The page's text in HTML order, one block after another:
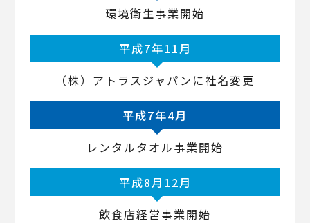
環境衛生事業開始
平成7年11月
（株）アトラスジャパンに社名変更
平成7年4月
レンタルタオル事業開始
平成8月12月
飲食店経営事業開始